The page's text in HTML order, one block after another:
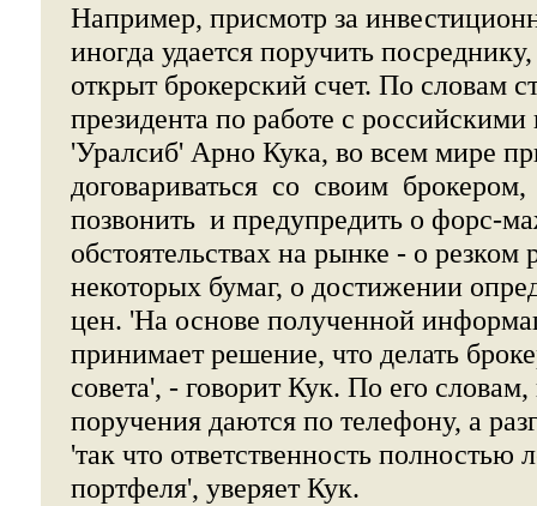
Например, присмотр за
иногда удается поручить
открыт брокерский счет. По словам
президента по работе с
'Уралсиб' Арно Кука, во всем мире
договариваться со своим
позвонить и предупредить о форс-
обстоятельствах на рынке - о резком
некоторых бумаг, о достижении
цен. 'На основе полученной
принимает решение, что делать
совета', - говорит Кук. По его словам,
поручения даются по телефону, а
'так что ответственность полностью
портфеля', уверяет Кук.